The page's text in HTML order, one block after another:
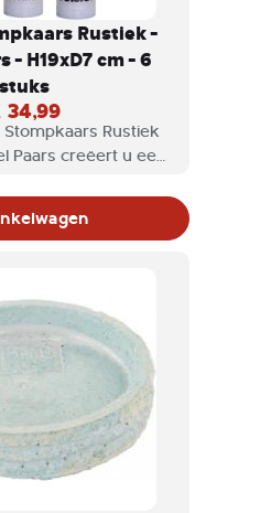
Rustiek -
- H19xD7 cm - 6
stuks
34,99
Stompkaars Rustiek
Paars creëert u een
of met meerdere